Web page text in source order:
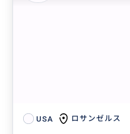
USA ロサンゼルス